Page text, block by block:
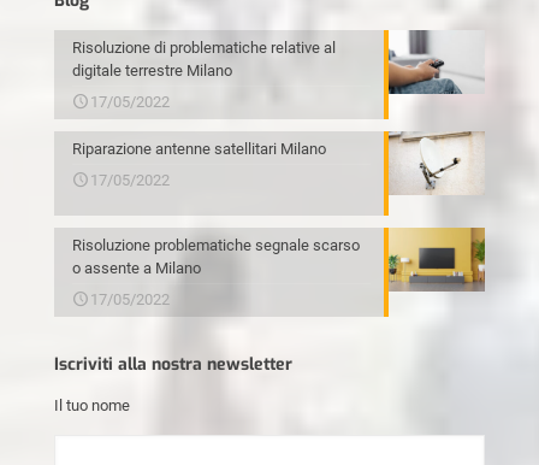
Risoluzione di problematiche relative al
digitale terrestre Milano
17/05/2022
Riparazione antenne satellitari Milano
17/05/2022
Risoluzione problematiche segnale scarso
o assente a Milano
17/05/2022
Iscriviti alla nostra newsletter
Il tuo nome